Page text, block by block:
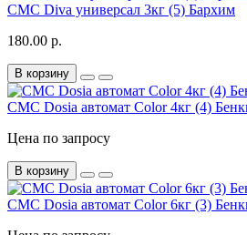
СМС Diva универсал 3кг (5) Бархим
180.00 р.
В корзину
СМС Dosia автомат Color 4кг (4)
Цена по запросу
В корзину
СМС Dosia автомат Color 6кг (3)